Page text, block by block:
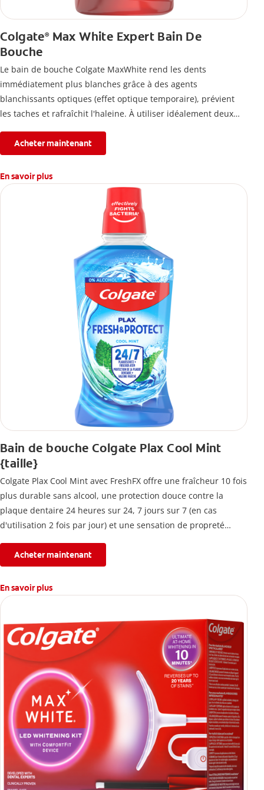
Colgate®Max White Expert Bain De
Bouche
Le bain de bouche Colgate MaxWhite rend les dents
immédiatement plus blanches grâce à des agents
blanchissants optiques (effet optique temporaire), prévient
les taches et rafraîchit l'haleine. À utiliser idéalement deux
Acheter maintenant
En savoir plus
Bain de bouche Colgate Plax Cool Mint
{taille}
Colgate Plax Cool Mint avec FreshFX offre une fraîcheur 10 fois
plus durable sans alcool, une protection douce contre la
plaque dentaire 24 heures sur 24, 7 jours sur 7 (en cas
d'utilisation 2 fois par jour) et une sensation de propreté
Acheter maintenant
En savoir plus